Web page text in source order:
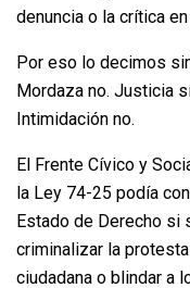
denuncia o la crítica
Por eso lo decimos
Mordaza no. Justicia
Intimidación no.
El Frente Cívico y
la Ley 74-25 podía
Estado de Derecho si
criminalizar la
ciudadana o blindar a